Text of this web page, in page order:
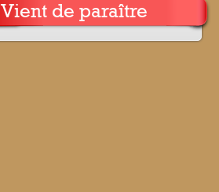
Vient de paraître